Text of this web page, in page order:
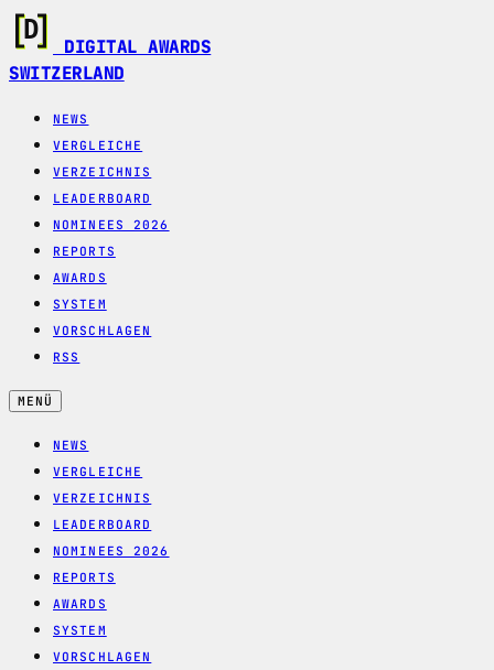
DIGITAL AWARDS
SWITZERLAND
NEWS
VERGLEICHE
VERZEICHNIS
LEADERBOARD
NOMINEES 2026
REPORTS
AWARDS
SYSTEM
VORSCHLAGEN
RSS
MENÜ
NEWS
VERGLEICHE
VERZEICHNIS
LEADERBOARD
NOMINEES 2026
REPORTS
AWARDS
SYSTEM
VORSCHLAGEN